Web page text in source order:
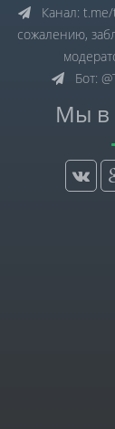
Канал: t.me/
сожалению,
Бот:
Мы в